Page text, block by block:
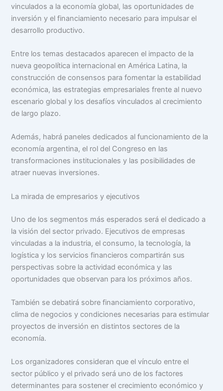
vinculados a la economía global, las oportunidades de
inversión y el financiamiento necesario para impulsar el
desarrollo productivo.
Entre los temas destacados aparecen el impacto de la
nueva geopolítica internacional en América Latina, la
construcción de consensos para fomentar la estabilidad
económica, las estrategias empresariales frente al nuevo
escenario global y los desafíos vinculados al crecimiento
de largo plazo.
Además, habrá paneles dedicados al funcionamiento de la
economía argentina, el rol del Congreso en las
transformaciones institucionales y las posibilidades de
atraer nuevas inversiones.
La mirada de empresarios y ejecutivos
Uno de los segmentos más esperados será el dedicado a
la visión del sector privado. Ejecutivos de empresas
vinculadas a la industria, el consumo, la tecnología, la
logística y los servicios financieros compartirán sus
perspectivas sobre la actividad económica y las
oportunidades que observan para los próximos años.
También se debatirá sobre financiamiento corporativo,
clima de negocios y condiciones necesarias para estimular
proyectos de inversión en distintos sectores de la
economía.
Los organizadores consideran que el vínculo entre el
sector público y el privado será uno de los factores
determinantes para sostener el crecimiento económico y